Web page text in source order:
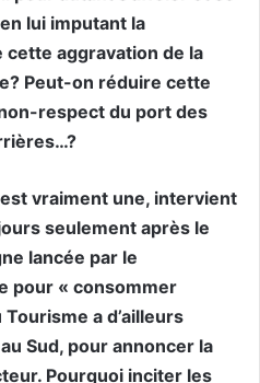
lui imputant la
aggravation de la
Peut-on réduire cette
respect du port des
vraiment une, intervient
seulement après le
lancée par le
pour « consommer
a d’ailleurs
Sud, pour annoncer la
Pourquoi inciter les